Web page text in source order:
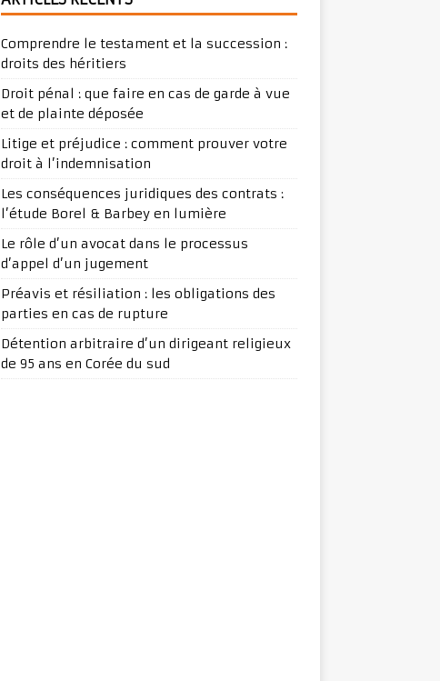
Comprendre le testament et la succession :
droits des héritiers
Droit pénal : que faire en cas de garde à vue
et de plainte déposée
Litige et préjudice : comment prouver votre
droit à l’indemnisation
Les conséquences juridiques des contrats :
l’étude Borel & Barbey en lumière
Le rôle d’un avocat dans le processus
d’appel d’un jugement
Préavis et résiliation : les obligations des
parties en cas de rupture
Détention arbitraire d’un dirigeant religieux
de 95 ans en Corée du sud